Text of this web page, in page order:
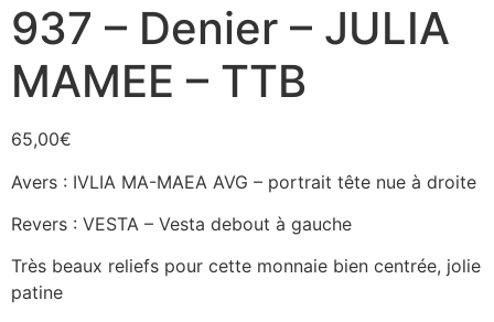
937 – Denier – JULIA
MAMEE – TTB
65,00€
Avers : IVLIA MA-MAEA AVG – portrait tête nue à droite
Revers : VESTA – Vesta debout à gauche
Très beaux reliefs pour cette monnaie bien centrée, jolie
patine